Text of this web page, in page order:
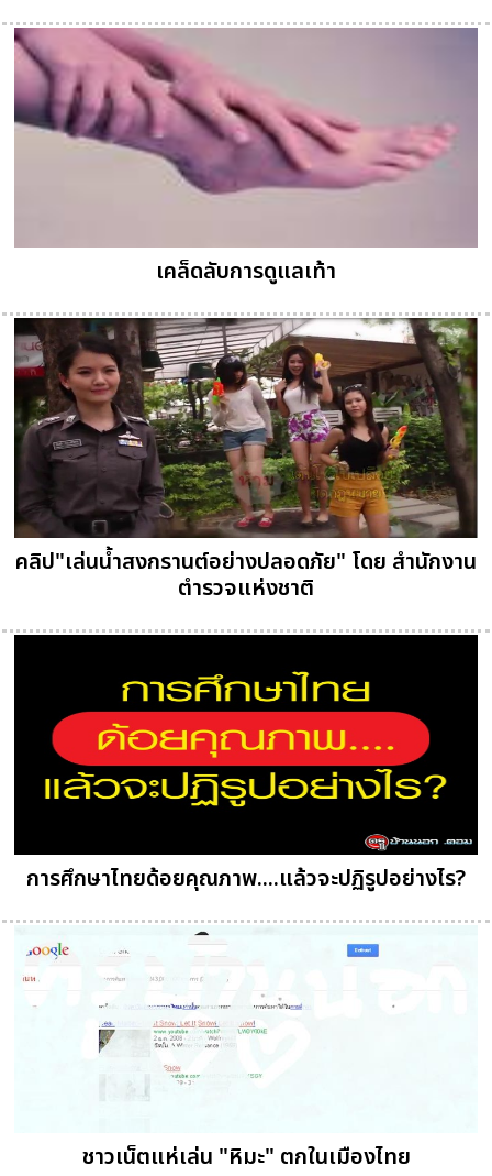
เคล็ดลับการดูแลเท้า
คลิป"เล่นน้ำสงกรานต์อย่างปลอดภัย" โดย สำนักงาน
ตำรวจแห่งชาติ
การศึกษาไทยด้อยคุณภาพ....แล้วจะปฏิรูปอย่างไร?
ชาวเน็ตแห่เล่น "หิมะ" ตกในเมืองไทย